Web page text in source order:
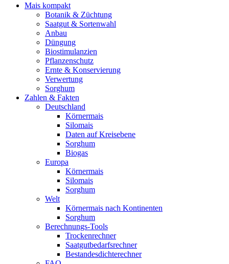
Mais kompakt
Botanik & Züchtung
Saatgut & Sortenwahl
Anbau
Düngung
Biostimulanzien
Pflanzenschutz
Ernte & Konservierung
Verwertung
Sorghum
Zahlen & Fakten
Deutschland
Körnermais
Silomais
Daten auf Kreisebene
Sorghum
Biogas
Europa
Körnermais
Silomais
Sorghum
Welt
Körnermais nach Kontinenten
Sorghum
Berechnungs-Tools
Trockenrechner
Saatgutbedarfsrechner
Bestandesdichterechner